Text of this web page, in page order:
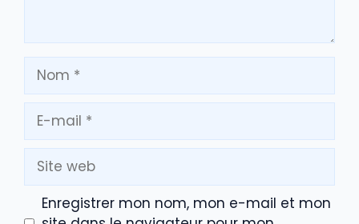
Nom
mail
Site
web
Enregistrer mon nom, mon e-mail et mon